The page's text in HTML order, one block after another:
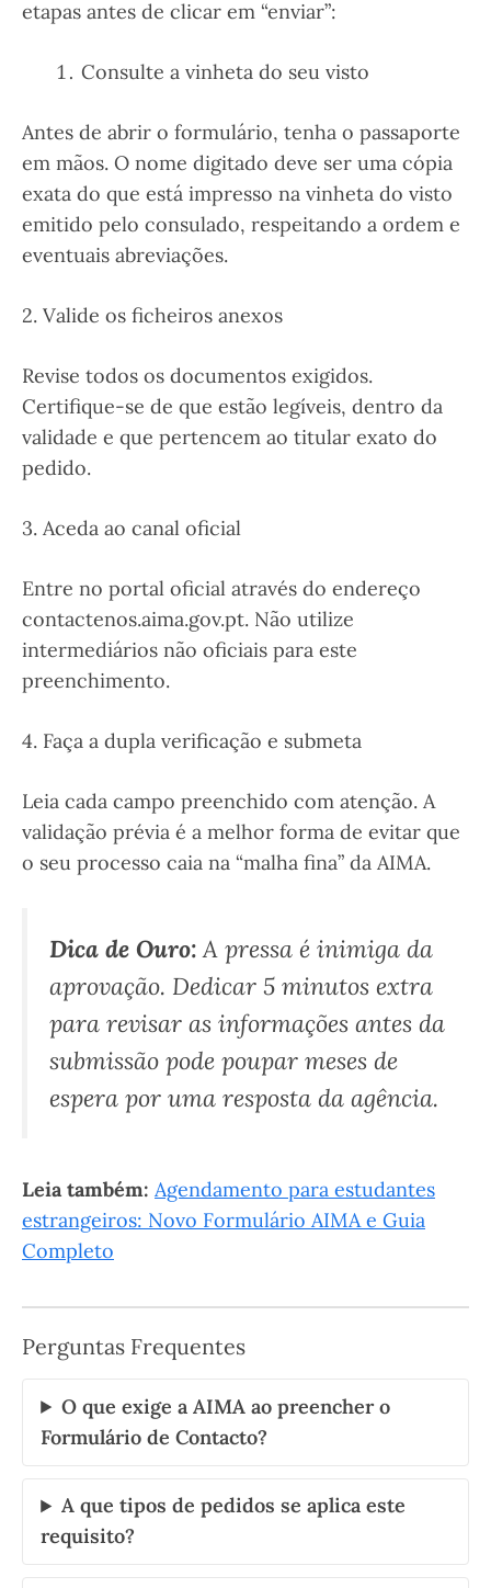
etapas antes de clicar em “enviar”:
Consulte a vinheta do seu visto
Antes de abrir o formulário, tenha o passaporte
em mãos. O nome digitado deve ser uma cópia
exata do que está impresso na vinheta do visto
emitido pelo consulado, respeitando a ordem e
eventuais abreviações.
2. Valide os ficheiros anexos
Revise todos os documentos exigidos.
Certifique-se de que estão legíveis, dentro da
validade e que pertencem ao titular exato do
pedido.
3. Aceda ao canal oficial
Entre no portal oficial através do endereço
contactenos.aima.gov.pt. Não utilize
intermediários não oficiais para este
preenchimento.
4. Faça a dupla verificação e submeta
Leia cada campo preenchido com atenção. A
validação prévia é a melhor forma de evitar que
o seu processo caia na “malha fina” da AIMA.
Dica de Ouro:A pressa é inimiga da
aprovação. Dedicar 5 minutos extra
para revisar as informações antes da
submissão pode poupar meses de
espera por uma resposta da agência.
Leia também: Agendamento para estudantes
estrangeiros: Novo Formulário AIMA e Guia
Completo
Perguntas Frequentes
O que exige a AIMA ao preencher o
Formulário de Contacto?
A que tipos de pedidos se aplica este
requisito?